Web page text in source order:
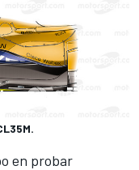
en probar